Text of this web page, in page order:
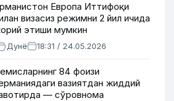
Европа Иттифоқи
визасиз режимни 2 йил ичида
этиши мумкин
Дунё 18:31 / 24.05.2026
84 фоизи
вазиятдан жиддий
— сўровнома